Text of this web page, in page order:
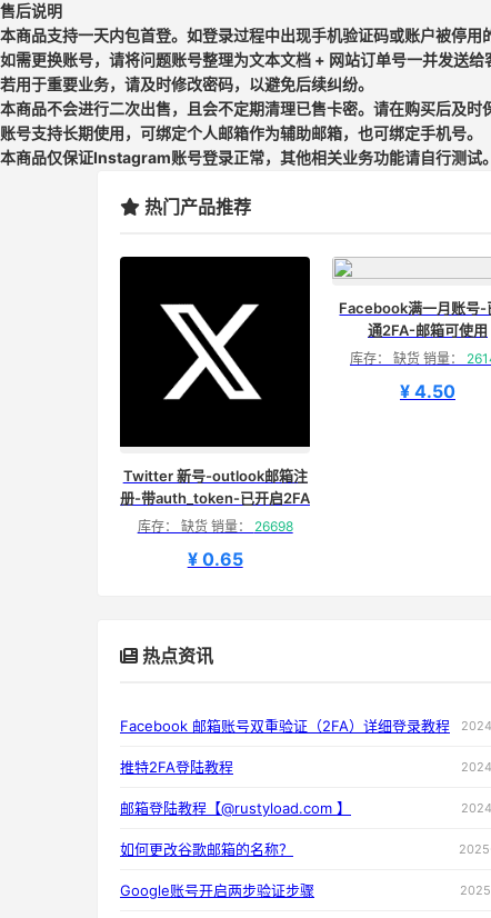
售后说明
本商品支持一天内包首登。如登录过程中出现手机验证码或账户被停用
如需更换账号，请将问题账号整理为文本文档 + 网站订单号一并发送给
若用于重要业务，请及时修改密码，以避免后续纠纷。
本商品不会进行二次出售，且会不定期清理已售卡密。请在购买后及时
账号支持长期使用，可绑定个人邮箱作为辅助邮箱，也可绑定手机号。
本商品仅保证Instagram账号登录正常，其他相关业务功能请自行测试。
热门产品推荐
Twitter 新号-outlook邮箱注
册-带auth_token-已开启2FA
库存： 缺货 销量： 26698
¥ 0.65
Facebook满一月账号-
通2FA-邮箱可使用
库存： 缺货 销量：
¥ 4.50
热点资讯
Facebook 邮箱账号双重验证（2FA）详细登录教程
推特2FA登陆教程
邮箱登陆教程【@rustyload.com 】
如何更改谷歌邮箱的名称？
Google账号开启两步验证步骤